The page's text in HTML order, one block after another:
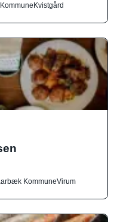
Kvistgård
KommuneVirum